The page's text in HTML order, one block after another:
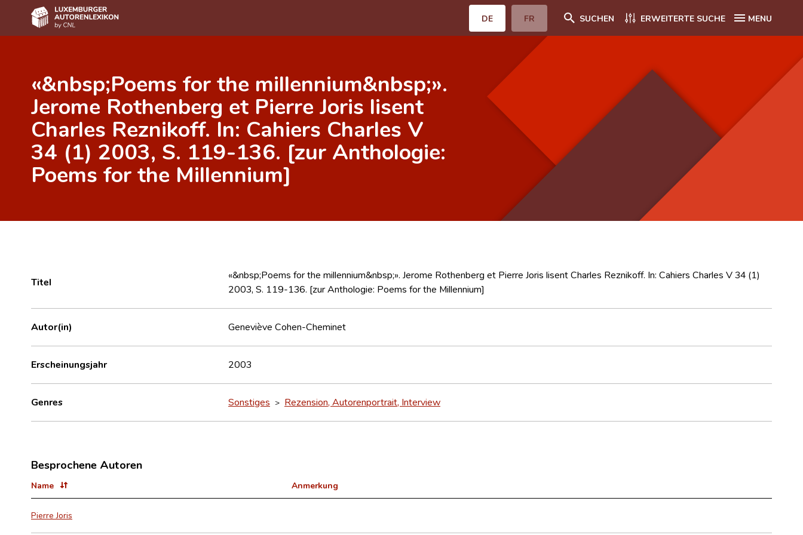
DE FR SUCHEN ERWEITERTE SUCHE MENU
Autor(inn)en A-Z
Erweiterte Suche
Häufige Fragen und Antworten
CNL
Forschungsgruppe
«&nbsp;Poems for the millennium&nbsp;».
Jerome Rothenberg et Pierre Joris lisent
Charles Reznikoff. In: Cahiers Charles V
34 (1) 2003, S. 119-136. [zur Anthologie:
Poems for the Millennium]
Titel
«&nbsp;Poems for the millennium&nbsp;». Jerome Rothenberg et Pierre Joris lisent Charles Reznikoff. In: Cahiers Charles V 34 (1)
2003, S. 119-136. [zur Anthologie: Poems for the Millennium]
Autor(in) Geneviève Cohen-Cheminet
Erscheinungsjahr 2003
Genres Sonstiges > Rezension, Autorenportrait, Interview
Besprochene Autoren
Name Anmerkung
Pierre Joris